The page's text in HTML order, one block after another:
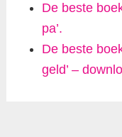
De beste
pa’.
De beste
geld’ –